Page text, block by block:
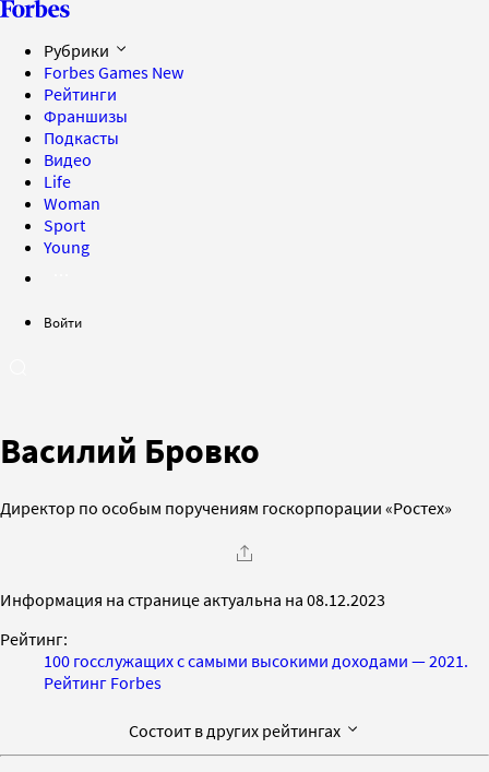
Рубрики
Forbes Games New
Рейтинги
Франшизы
Подкасты
Видео
Life
Woman
Sport
Young
Войти
Василий Бровко
Директор по особым поручениям госкорпорации «Ростех»
Информация на странице актуальна на 08.12.2023
Рейтинг:
100 госслужащих с самыми высокими доходами — 2021.
Рейтинг Forbes
Состоит в других рейтингах